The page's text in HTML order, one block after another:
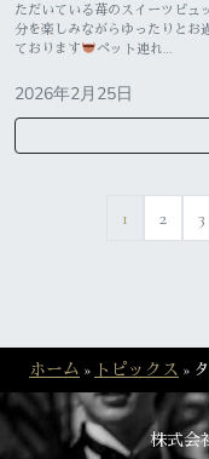
ただいている苺のスイーツビュ
分を楽しみながらゆったりと
ております
ペット連れ…
2026年2月25日
1 2 3
ホーム » トピックス »
株式会